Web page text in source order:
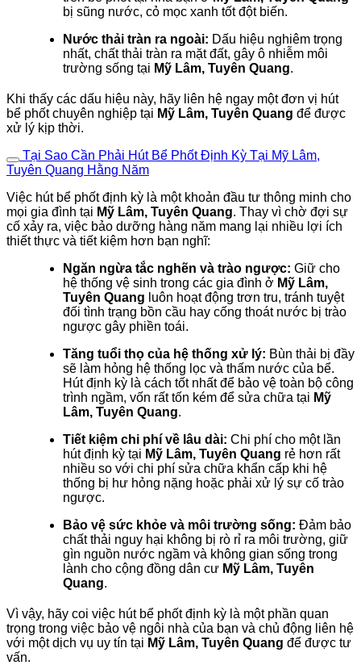
bị sũng nước, cỏ mọc xanh tốt đột biến.
Nước thải tràn ra ngoài: Dấu hiệu nghiêm trọng
nhất, chất thải tràn ra mặt đất, gây ô nhiễm môi
trường sống tại Mỹ Lâm, Tuyên Quang.
Khi thấy các dấu hiệu này, hãy liên hệ ngay một đơn vị hút
bể phốt chuyên nghiệp tại Mỹ Lâm, Tuyên Quang để được
xử lý kịp thời.
Tại Sao Cần Phải Hút Bể Phốt Định Kỳ Tại Mỹ Lâm,
Tuyên Quang Hằng Năm
Việc hút bể phốt định kỳ là một khoản đầu tư thông minh cho
mọi gia đình tại Mỹ Lâm, Tuyên Quang. Thay vì chờ đợi sự
cố xảy ra, việc bảo dưỡng hàng năm mang lại nhiều lợi ích
thiết thực và tiết kiệm hơn bạn nghĩ:
Ngăn ngừa tắc nghẽn và trào ngược: Giữ cho
hệ thống vệ sinh trong các gia đình ở Mỹ Lâm,
Tuyên Quang luôn hoạt động trơn tru, tránh tuyệt
đối tình trạng bồn cầu hay cống thoát nước bị trào
ngược gây phiền toái.
Tăng tuổi thọ của hệ thống xử lý: Bùn thải bị đầy
sẽ làm hỏng hệ thống lọc và thấm nước của bể.
Hút định kỳ là cách tốt nhất để bảo vệ toàn bộ công
trình ngầm, vốn rất tốn kém để sửa chữa tại Mỹ
Lâm, Tuyên Quang.
Tiết kiệm chi phí về lâu dài: Chi phí cho một lần
hút định kỳ tại Mỹ Lâm, Tuyên Quang rẻ hơn rất
nhiều so với chi phí sửa chữa khẩn cấp khi hệ
thống bị hư hỏng nặng hoặc phải xử lý sự cố trào
ngược.
Bảo vệ sức khỏe và môi trường sống: Đảm bảo
chất thải nguy hại không bị rò rỉ ra môi trường, giữ
gìn nguồn nước ngầm và không gian sống trong
lành cho cộng đồng dân cư Mỹ Lâm, Tuyên
Quang.
Vì vậy, hãy coi việc hút bể phốt định kỳ là một phần quan
trọng trong việc bảo vệ ngôi nhà của bạn và chủ động liên hệ
với một dịch vụ uy tín tại Mỹ Lâm, Tuyên Quang để được tư
vấn.